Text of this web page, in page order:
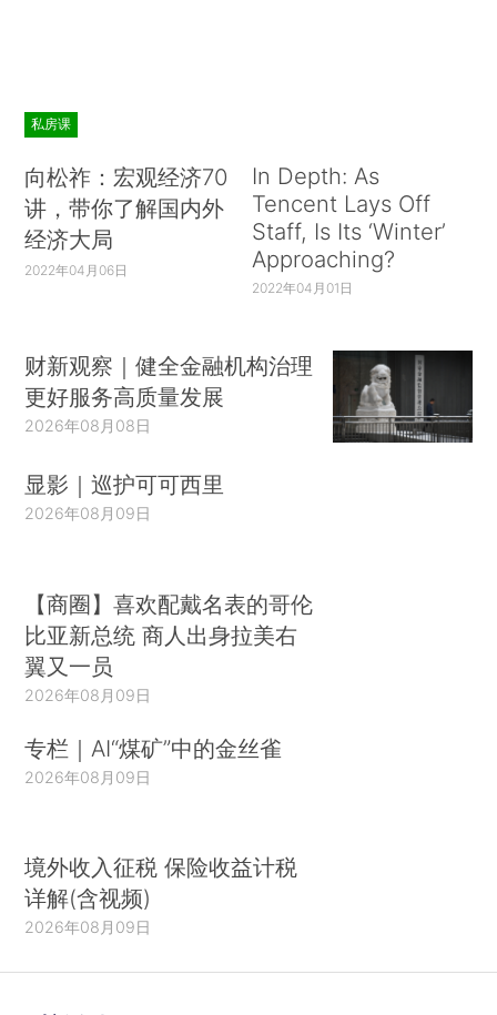
私房课
向松祚：宏观经济70
讲，带你了解国内外
经济大局
2022年04月06日
In Depth: As
Tencent Lays Off
Staff, Is Its ‘Winter’
Approaching?
2022年04月01日
财新观察｜健全金融机构治理
更好服务高质量发展
2026年08月08日
显影｜巡护可可西里
2026年08月09日
【商圈】喜欢配戴名表的哥伦
比亚新总统 商人出身拉美右
翼又一员
2026年08月09日
专栏｜AI“煤矿”中的金丝雀
2026年08月09日
境外收入征税 保险收益计税
详解(含视频)
2026年08月09日